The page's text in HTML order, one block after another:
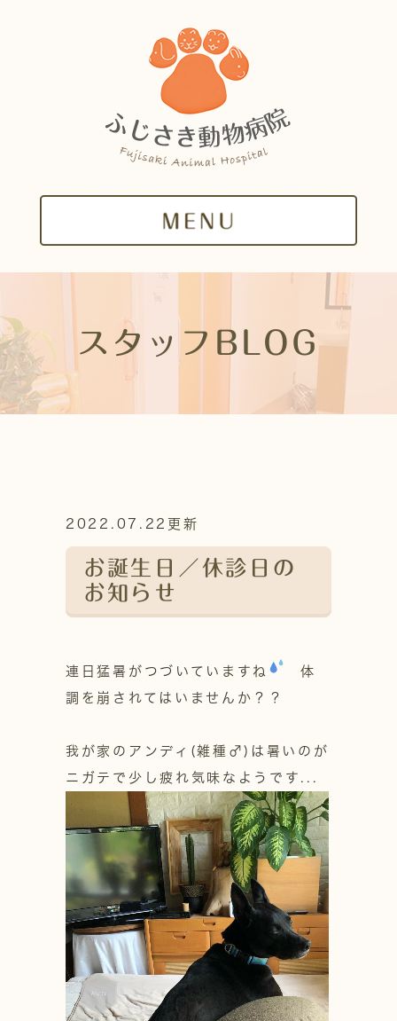
スタッフBLOG
2022.07.22更新
お誕生日／休診日の
お知らせ
連日猛暑がつづいていますね
体
調を崩されてはいませんか？？
我が家のアンディ(雑種♂)は暑いのが
ニガテで少し疲れ気味なようです...